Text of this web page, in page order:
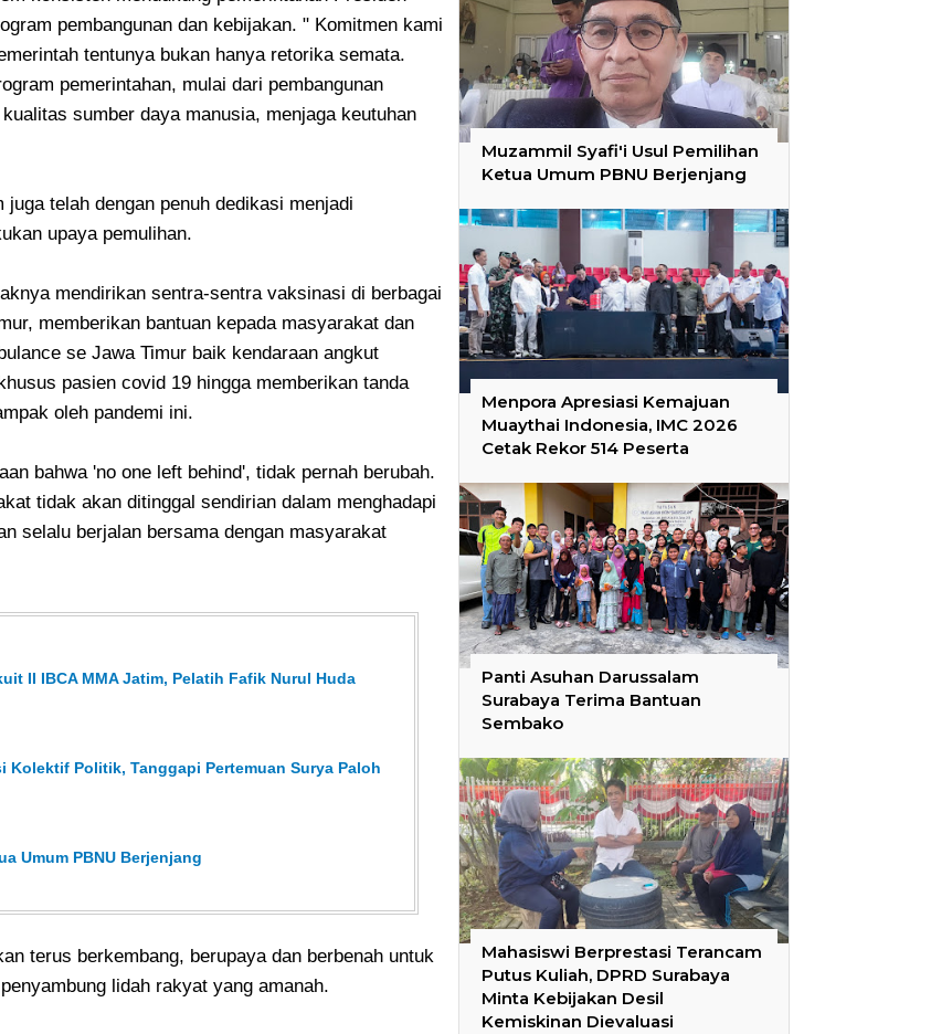
pembangunan dan kebijakan. " Komitmen kami
tentunya bukan hanya retorika semata.
pemerintahan, mulai dari pembangunan
sumber daya manusia, menjaga keutuhan
telah dengan penuh dedikasi menjadi
upaya pemulihan.
mendirikan sentra-sentra vaksinasi di berbagai
memberikan bantuan kepada masyarakat dan
se Jawa Timur baik kendaraan angkut
pasien covid 19 hingga memberikan tanda
oleh pandemi ini.
bahwa 'no one left behind', tidak pernah berubah.
tidak akan ditinggal sendirian dalam menghadapi
selalu berjalan bersama dengan masyarakat
II IBCA MMA Jatim, Pelatih Fafik Nurul Huda
Kolektif Politik, Tanggapi Pertemuan Surya Paloh
Umum PBNU Berjenjang
terus berkembang, berupaya dan berbenah untuk
lidah rakyat yang amanah.
Muzammil Syafi'i Usul Pemilihan
Ketua Umum PBNU Berjenjang
Menpora Apresiasi Kemajuan
Muaythai Indonesia, IMC 2026
Cetak Rekor 514 Peserta
Panti Asuhan Darussalam
Surabaya Terima Bantuan
Sembako
Mahasiswi Berprestasi Terancam
Putus Kuliah, DPRD Surabaya
Minta Kebijakan Desil
Kemiskinan Dievaluasi